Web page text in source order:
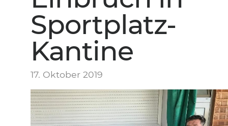
Sportplatz-
Kantine
17. Oktober 2019